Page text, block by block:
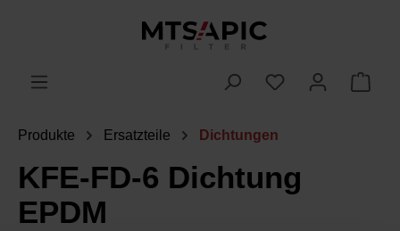
Produkte Ersatzteile Dichtungen
KFE-FD-6 Dichtung
EPDM